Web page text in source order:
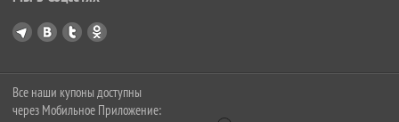
Все наши купоны доступны
через Мобильное Приложение: